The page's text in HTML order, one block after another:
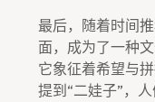
最后，随着时间
面，成为了一种
它象征着希望与
提到“二娃子”，